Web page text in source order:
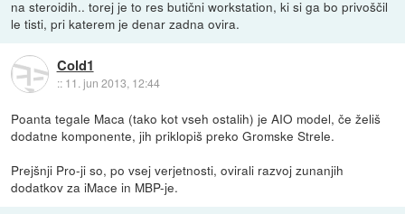
na steroidih.. torej je to res butični workstation, ki si ga bo privoščil
le tisti, pri katerem je denar zadna ovira.
Cold1
:: 11. jun 2013, 12:44
Poanta tegale Maca (tako kot vseh ostalih) je AIO model, če želiš
dodatne komponente, jih priklopiš preko Gromske Strele.
Prejšnji Pro-ji so, po vsej verjetnosti, ovirali razvoj zunanjih
dodatkov za iMace in MBP-je.